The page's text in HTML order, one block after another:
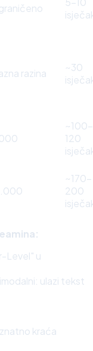
razina
~30
~100–
120
~170–
200
Level" u
ulazi tekst
kraća